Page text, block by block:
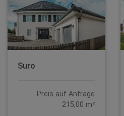
Suro
Preis auf Anfrage
215,00 m²